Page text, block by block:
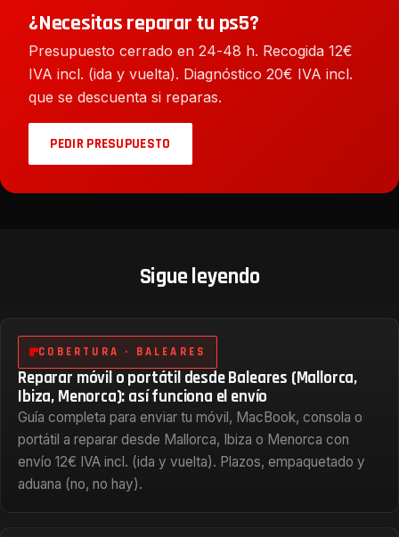
¿Necesitas reparar tu ps5?
Presupuesto cerrado en 24-48 h. Recogida 12€
IVA incl. (ida y vuelta). Diagnóstico 20€ IVA incl.
que se descuenta si reparas.
PEDIR PRESUPUESTO
Sigue leyendo
COBERTURA · BALEARES
Reparar móvil o portátil desde Baleares (Mallorca,
Ibiza, Menorca): así funciona el envío
Guía completa para enviar tu móvil, MacBook, consola o
portátil a reparar desde Mallorca, Ibiza o Menorca con
envío 12€ IVA incl. (ida y vuelta). Plazos, empaquetado y
aduana (no, no hay).